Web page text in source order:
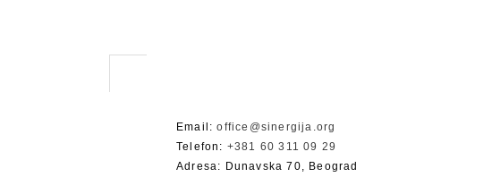
Email:office@sinergija.org
Telefon: +381 60 311 09 29
Adresa: Dunavska 70, Beograd